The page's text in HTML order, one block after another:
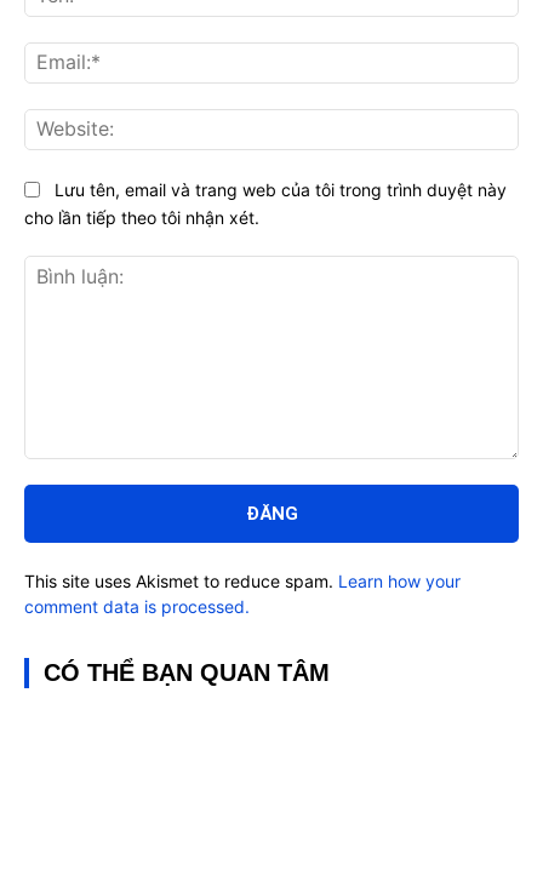
luận:
Lưu tên, email và trang web của tôi trong trình duyệt này
cho lần tiếp theo tôi nhận xét.
This site uses Akismet to reduce spam. Learn how your
comment data is processed.
CÓ THỂ BẠN QUAN TÂM